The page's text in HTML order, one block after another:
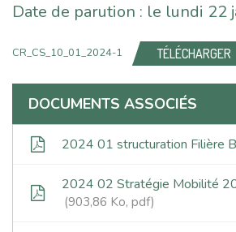
Date de parution : le lundi 22
CR_CS_10_01_2024-1 TÉLÉCHARGER
DOCUMENTS ASSOCIÉS
2024 01 structuration Filière
2024 02 Stratégie Mobilité
903,86 Ko, pdf